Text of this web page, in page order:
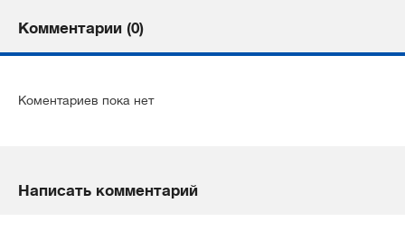
Комментарии (0)
Коментариев пока нет
Написать комментарий